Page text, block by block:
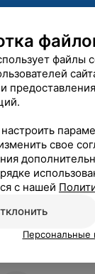
файлы
свое
с нашей
Персональные